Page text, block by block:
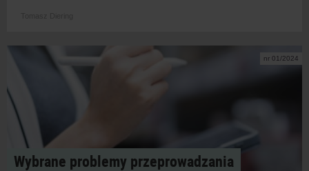
nr 01/2024
Wybrane problemy przeprowadzania